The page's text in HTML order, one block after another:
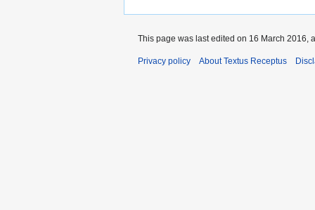
This page was last edited on 16 March 2016,
Privacy policy About Textus Receptus